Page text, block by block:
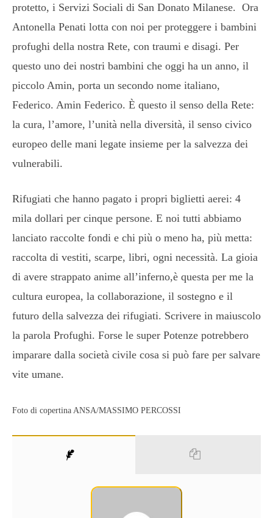
protetto, i Servizi Sociali di San Donato Milanese. Ora
Antonella Penati lotta con noi per proteggere i bambini
profughi della nostra Rete, con traumi e disagi. Per
questo uno dei nostri bambini che oggi ha un anno, il
piccolo Amin, porta un secondo nome italiano,
Federico. Amin Federico. È questo il senso della Rete:
la cura, l’amore, l’unità nella diversità, il senso civico
europeo delle mani legate insieme per la salvezza dei
vulnerabili.
Rifugiati che hanno pagato i propri biglietti aerei: 4
mila dollari per cinque persone. E noi tutti abbiamo
lanciato raccolte fondi e chi più o meno ha, più metta:
raccolta di vestiti, scarpe, libri, ogni necessità. La gioia
di avere strappato anime all’inferno,è questa per me la
cultura europea, la collaborazione, il sostegno e il
futuro della salvezza dei rifugiati. Scrivere in maiuscolo
la parola Profughi. Forse le super Potenze potrebbero
imparare dalla società civile cosa si può fare per salvare
vite umane.
Foto di copertina ANSA/MASSIMO PERCOSSI